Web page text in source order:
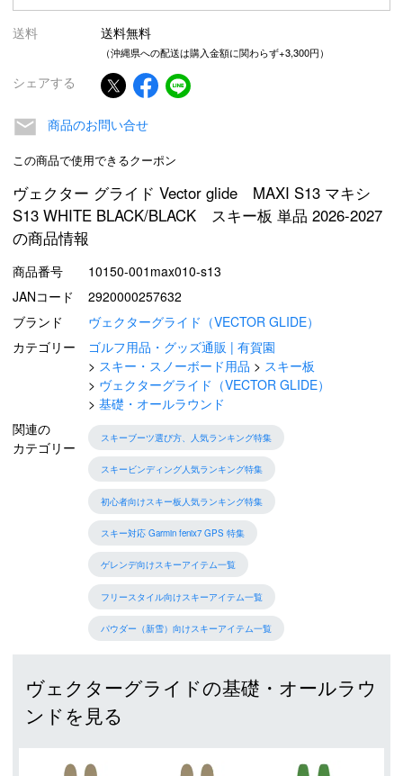
送料 送料無料
（沖縄県への配送は購入金額に関わらず+3,300円）
シェアする
商品のお問い合せ
この商品で使用できるクーポン
ヴェクター グライド Vector glide MAXI S13 マキシ
S13 WHITE BLACK/BLACK スキー板 単品 2026-2027
の商品情報
商品番号
10150-001max010-s13
JANコード
2920000257632
ブランド
ヴェクターグライド（VECTOR GLIDE）
カテゴリー
ゴルフ用品・グッズ通販 | 有賀園
スキー・スノーボード用品
スキー板
ヴェクターグライド（VECTOR GLIDE）
基礎・オールラウンド
関連の
カテゴリー
スキーブーツ選び方、人気ランキング特集
スキービンディング人気ランキング特集
初心者向けスキー板人気ランキング特集
スキー対応 Garmin fenix7 GPS 特集
ゲレンデ向けスキーアイテム一覧
フリースタイル向けスキーアイテム一覧
パウダー（新雪）向けスキーアイテム一覧
ヴェクターグライドの基礎・オールラウ
ンドを見る